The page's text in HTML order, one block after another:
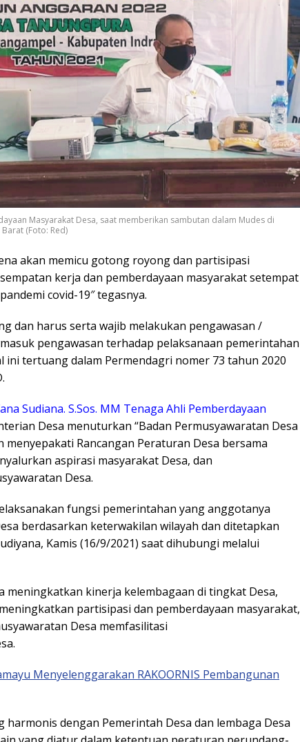
Masyarakat Desa, saat memberikan sambutan dalam Mudes di
(Foto: Red)
akan memicu gotong royong dan partisipasi
kerja dan pemberdayaan masyarakat setempat
covid-19″ tegasnya.
dan harus serta wajib melakukan pengawasan /
pengawasan terhadap pelaksanaan pemerintahan
ini tertuang dalam Permendagri nomer 73 tahun 2020
Sudiana. S.Sos. MM Tenaga Ahli Pemberdayaan
Desa menuturkan “Badan Permusyawaratan Desa
Rancangan Peraturan Desa bersama
aspirasi masyarakat Desa, dan
Desa.
fungsi pemerintahan yang anggotanya
berdasarkan keterwakilan wilayah dan ditetapkan
Kamis (16/9/2021) saat dihubungi melalui
meningkatkan kinerja kelembagaan di tingkat Desa,
partisipasi dan pemberdayaan masyarakat,
Desa memfasilitasi
Menyelenggarakan RAKOORNIS Pembangunan
dengan Pemerintah Desa dan lembaga Desa